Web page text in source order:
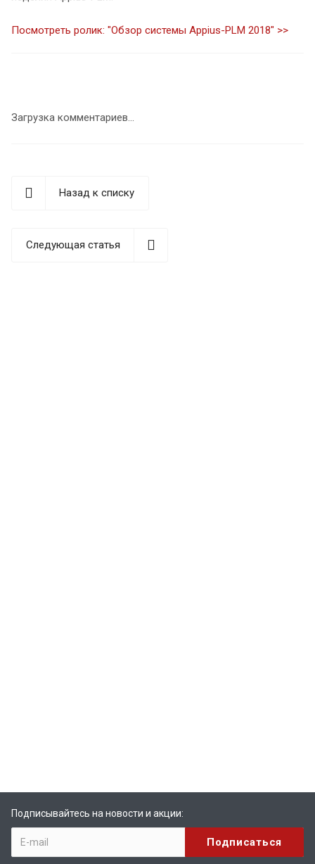
Посмотреть ролик: "Обзор системы Appius-PLM 2018" >>
Загрузка комментариев...
Назад к списку
Следующая статья
Подписывайтесь на новости и акции: